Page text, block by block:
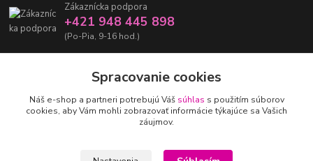
Zákaznícka podpora
+421 948 445 898
(Po-Pia, 9-16 hod.)
Spracovanie cookies
Náš e-shop a partneri potrebujú Váš súhlas s použitím súborov
cookies, aby Vám mohli zobrazovať informácie týkajúce sa Vašich
záujmov.